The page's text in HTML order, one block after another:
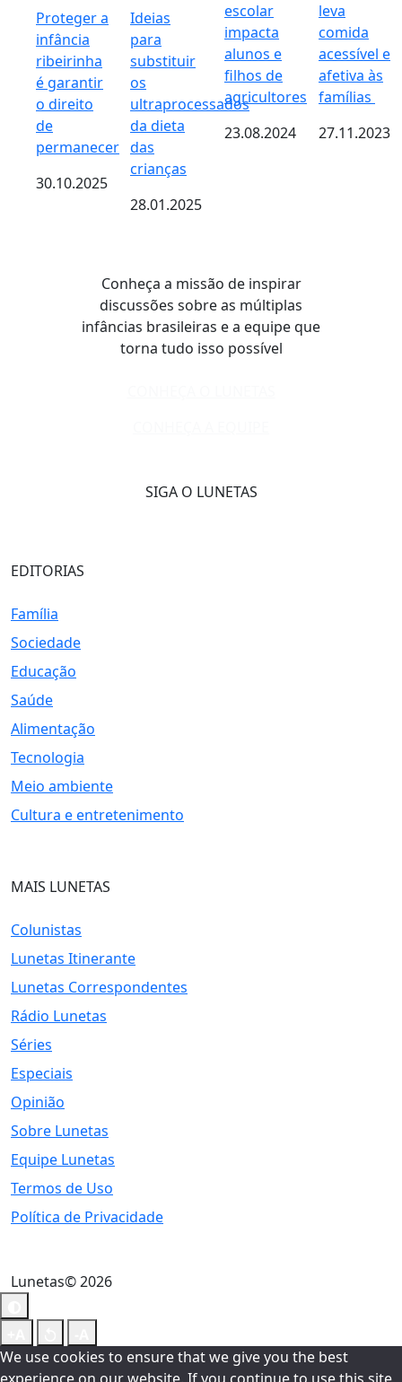
Proteger a
infância
ribeirinha
é garantir
o direito
de
permanecer
30.10.2025
Ideias
para
substituir
os
ultraprocessados
da dieta
das
crianças
28.01.2025
escolar
impacta
alunos e
filhos de
agricultores
23.08.2024
leva
comida
acessível e
afetiva às
famílias
27.11.2023
Conheça a missão de inspirar
discussões sobre as múltiplas
infâncias brasileiras e a equipe que
torna tudo isso possível
SIGA O LUNETAS
EDITORIAS
Família
Sociedade
Educação
Saúde
Alimentação
Tecnologia
Meio ambiente
Cultura e entretenimento
MAIS LUNETAS
Colunistas
Lunetas Itinerante
Lunetas Correspondentes
Rádio Lunetas
Séries
Especiais
Opinião
Sobre Lunetas
Equipe Lunetas
Termos de Uso
Política de Privacidade
Lunetas© 2026
We use cookies to ensure that we give you the best